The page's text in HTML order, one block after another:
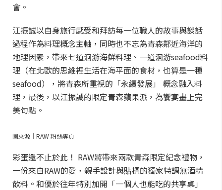
會。
江振誠以自身旅行感受和拜訪每一位職人的故事與談話
過程作為料理概念主軸，同時也不忘為青森鄰近海洋的
地理因素，帶來七道洄游海鮮料理、一道洄游seafood料
理（在北歐的思維裡生活在海平面的食材，也算是一種
seafood），將青森所重視的「永續發展」 概念融入料
理，最後，以江振誠的限定青森蘋果派，為饗宴畫上完
美句點。
圖來源｜RAW 粉絲專頁
彩蛋還不止於此！ RAW將帶來兩款青森限定紀念禮物，
一份來自RAW的愛，親手設計與貼標的獨家特調無酒精
飲料。和優於往年特別加開「一個人也能吃的共享桌」